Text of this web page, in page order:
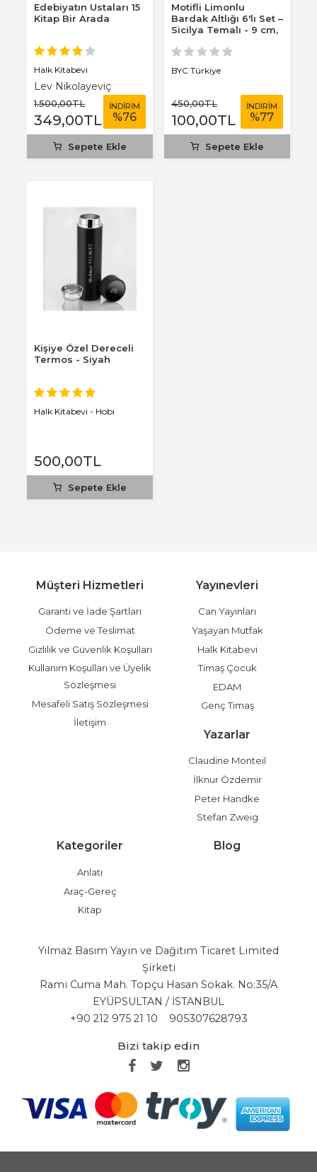
Edebiyatın Ustaları 15
Kitap Bir Arada
Halk Kitabevi
Lev Nikolayeviç
Tolstoy
1.500,00TL
349,00TL
İNDİRİM
%76
Sepete Ekle
Motifli Limonlu
Bardak Altlığı 6'lı Set –
Sicilya Temalı - 9 cm,
BYC Türkiye
450,00TL
100,00TL
İNDİRİM
%77
Sepete Ekle
Kişiye Özel Dereceli
Termos - Siyah
Halk Kitabevi - Hobi
500,00TL
Sepete Ekle
Müşteri Hizmetleri
Garanti ve İade Şartları
Ödeme ve Teslimat
Gizlilik ve Güvenlik Koşulları
Kullanım Koşulları ve Üyelik
Sözleşmesi
Mesafeli Satış Sözleşmesi
İletişim
Yayınevleri
Can Yayınları
Yaşayan Mutfak
Halk Kitabevi
Timaş Çocuk
EDAM
Genç Timaş
Yazarlar
Claudine Monteil
İlknur Özdemir
Peter Handke
Stefan Zweig
Kategoriler
Anlatı
Araç-Gereç
Kitap
Blog
Yılmaz Basım Yayın ve Dağıtım Ticaret Limited
Şirketi
Rami Cuma Mah. Topçu Hasan Sokak. No:35/A
EYÜPSULTAN / İSTANBUL
+90 212 975 21 10
905307628793
Bizi takip edin